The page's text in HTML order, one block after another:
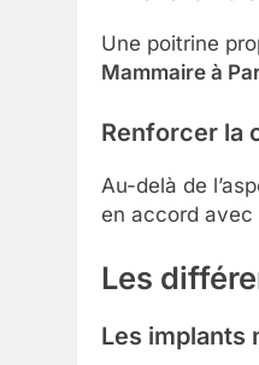
Une poitrine
Mammaire à
Renforcer la
Au-delà de
en accord avec
Les
Les implants